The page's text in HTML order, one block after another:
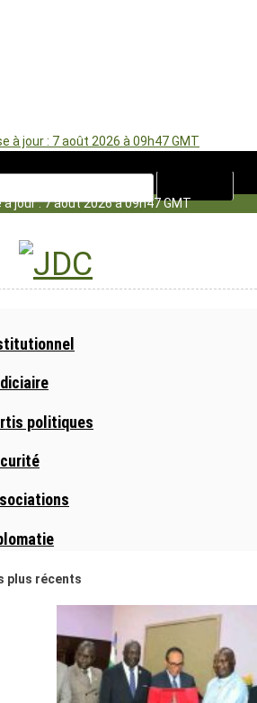
à jour : 7 août 2026 à 09h47 GMT
jour : 7 août 2026 à 09h47 GMT
politiques
plus récents